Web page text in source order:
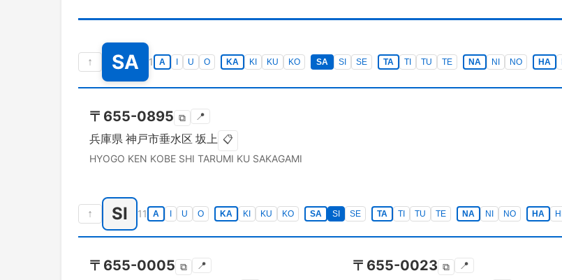
↑ SA 1 A U O KA KI KU KO SA SI SE TA TI TU TE NA NI NO HA
〒 655-0895 ⧉ 📍
兵庫県 神戸市垂水区 坂上 📋
HYOGO KEN KOBE SHI TARUMI KU SAKAGAMI
↑ SI 11 A U O KA KI KU KO SA SI SE TA TI TU TE NA NI NO HA HI
〒 655-0005 ⧉ 📍 〒 655-0023 ⧉ 📍